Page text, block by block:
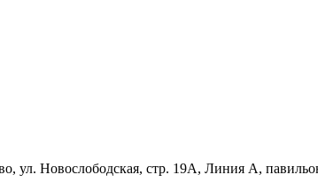
ул. Новослободская, стр. 19А, Линия А,